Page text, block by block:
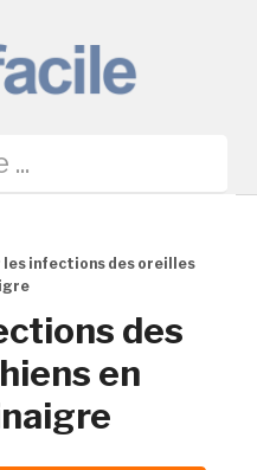
les infections des oreilles
des
en